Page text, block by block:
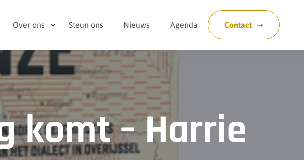
Over ons Steun ons Nieuws Agenda Contact
komt – Harrie